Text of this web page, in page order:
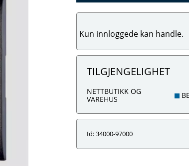
Kun innloggede kan handle.
TILGJENGELIGHET
NETTBUTIKK OG
VAREHUS
Id: 34000-97000